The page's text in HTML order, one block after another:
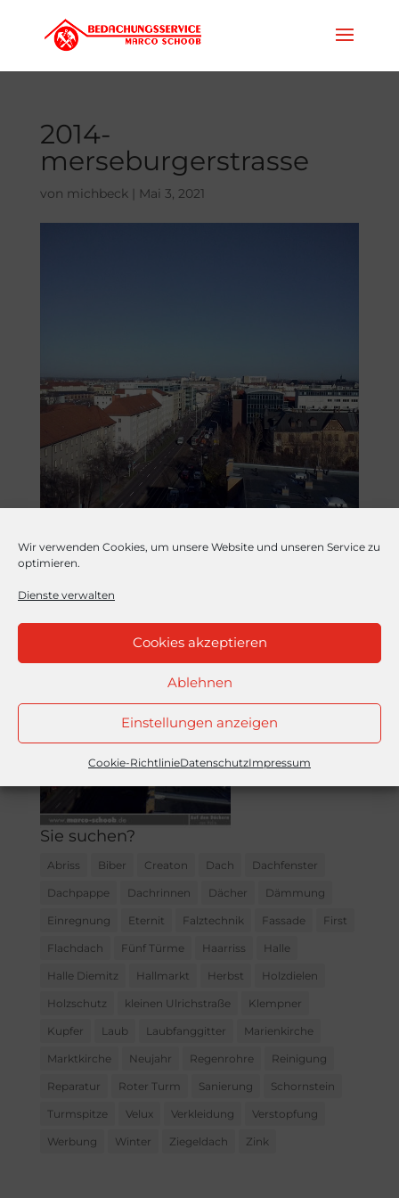
Wir verwenden Cookies, um unsere Website und unseren Service zu
optimieren.
Dienste verwalten
Cookies akzeptieren
Ablehnen
Einstellungen anzeigen
Cookie-RichtlinieDatenschutzImpressum
2014-
merseburgerstrasse
von michbeck| Mai 3, 2021
Sie suchen?
Abriss Biber Creaton Dach Dachfenster
Dachpappe Dachrinnen Dächer Dämmung
Einregnung Eternit Falztechnik Fassade First
Flachdach Fünf Türme Haarriss Halle
Halle Diemitz Hallmarkt Herbst Holzdielen
Holzschutz kleinen Ulrichstraße Klempner
Kupfer Laub Laubfanggitter Marienkirche
Marktkirche Neujahr Regenrohre Reinigung
Reparatur Roter Turm Sanierung Schornstein
Turmspitze Velux Verkleidung Verstopfung
Werbung Winter Ziegeldach Zink